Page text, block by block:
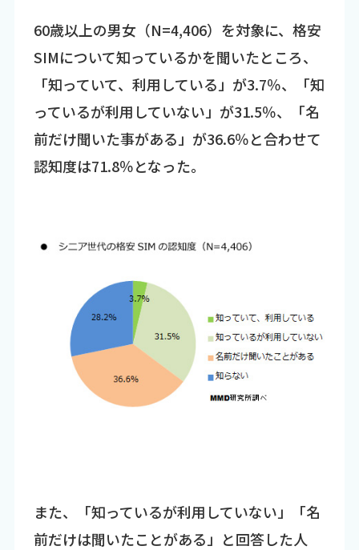
60歳以上の男女（N=4,406）を対象に、格安
SIMについて知っているかを聞いたところ、
「知っていて、利用している」が3.7％、「知
っているが利用していない」が31.5％、「名
前だけ聞いた事がある」が36.6％と合わせて
認知度は71.8％となった。
また、「知っているが利用していない」「名
前だけは聞いたことがある」と回答した人